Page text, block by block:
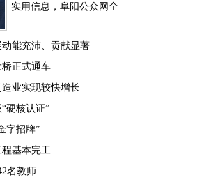
实用信息，阜阳公众网全
能充沛、贡献显著
正式通车
业实现较快增长
硬核认证”
字招牌”
基本完工
名教师